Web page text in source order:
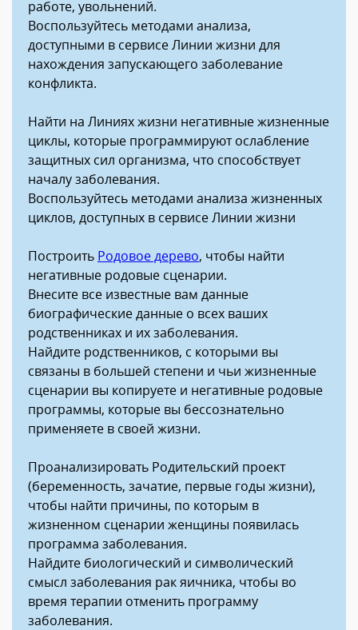
работе, увольнений.
Воспользуйтесь методами анализа,
доступными в сервисе Линии жизни для
нахождения запускающего заболевание
конфликта.
Найти на Линиях жизни негативные жизненные
циклы, которые программируют ослабление
защитных сил организма, что способствует
началу заболевания.
Воспользуйтесь методами анализа жизненных
циклов, доступных в сервисе Линии жизни
Построить Родовое дерево, чтобы найти
негативные родовые сценарии.
Внесите все известные вам данные
биографические данные о всех ваших
родственниках и их заболевания.
Найдите родственников, с которыми вы
связаны в большей степени и чьи жизненные
сценарии вы копируете и негативные родовые
программы, которые вы бессознательно
применяете в своей жизни.
Проанализировать Родительский проект
(беременность, зачатие, первые годы жизни),
чтобы найти причины, по которым в
жизненном сценарии женщины появилась
программа заболевания.
Найдите биологический и символический
смысл заболевания рак яичника, чтобы во
время терапии отменить программу
заболевания.